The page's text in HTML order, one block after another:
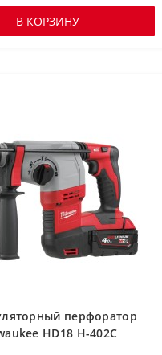
В КОРЗИНУ
перфоратор
HD18 H-402C